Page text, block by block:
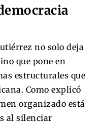
no solo deja
que pone en
estructurales que
Como explicó
organizado está
al silenciar